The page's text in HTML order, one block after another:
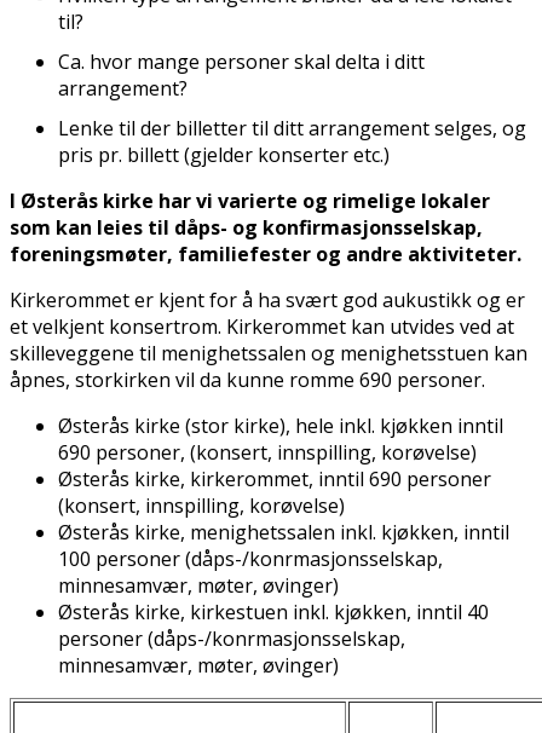
til?
Ca. hvor mange personer skal delta i ditt
arrangement?
Lenke til der billetter til ditt arrangement selges, og
pris pr. billett (gjelder konserter etc.)
I Østerås kirke har vi varierte og rimelige lokaler
som kan leies til dåps- og konfirmasjonsselskap,
foreningsmøter, familiefester og andre aktiviteter.
Kirkerommet er kjent for å ha svært god aukustikk og er
et velkjent konsertrom. Kirkerommet kan utvides ved at
skilleveggene til menighetssalen og menighetsstuen kan
åpnes, storkirken vil da kunne romme 690 personer.
Østerås kirke (stor kirke), hele inkl. kjøkken inntil
690 personer, (konsert, innspilling, korøvelse)
Østerås kirke, kirkerommet, inntil 690 personer
(konsert, innspilling, korøvelse)
Østerås kirke, menighetssalen inkl. kjøkken, inntil
100 personer (dåps-/konfirmasjonsselskap,
minnesamvær, møter, øvinger)
Østerås kirke, kirkestuen inkl. kjøkken, inntil 40
personer (dåps-/konfirmasjonsselskap,
minnesamvær, møter, øvinger)